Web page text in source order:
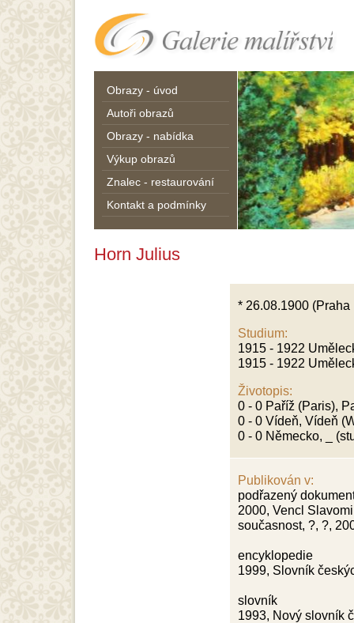
Obrazy - úvod
Autoři obrazů
Obrazy - nabídka
Výkup obrazů
Znalec - restaurování
Kontakt a podmínky
Horn Julius
* 26.08.1900
Studium:
1915 - 1922
1915 - 1922
Životopis:
0 - 0 Paříž (Paris),
0 - 0 Vídeň, Vídeň
0 - 0 Německo, _
Publikován v:
podřazený
2000, Vencl
současnost, ?, ?,
encyklopedie
1999, Slovník
slovník
1993, Nový slovník